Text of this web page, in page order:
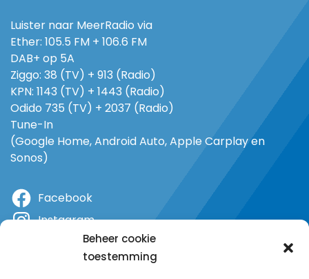
Beheer cookie
toestemming
Luister naar MeerRadio via
Ether: 105.5 FM + 106.6 FM
DAB+ op 5A
Ziggo: 38 (TV) + 913 (Radio)
KPN: 1143 (TV) + 1443 (Radio)
Odido 735 (TV) + 2037 (Radio)
Tune-In
(Google Home, Android Auto, Apple Carplay en
Sonos)
Facebook
Instagram
YouTube